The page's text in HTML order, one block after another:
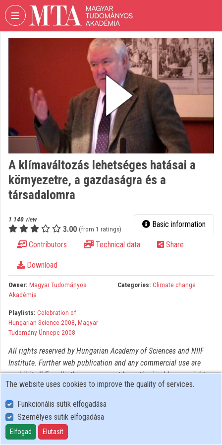
Skip header Skip menu Skip content
SCIENCES
Organization home
Organization discovery
Categories
Organizations
A klímaváltozás lehetséges hatásai a
környezetre, a gazdaságra és a
társadalomra
1 140 view
3.00 (from 1 ratings) Basic information
Contributors Technical data Share
Download
Owner: Magyar Tudományos
Akadémia
Categories: Climate change
Playlists: Celebration of
Hungarian Science 2008, Magyar
Tudomány Ünnepe 2008
All rights reserved by Hungarian Academy of Sciences and NIIF
Institute. Further web publication and any commercial use are
prohibited! For all other usage must be authorized by copyright
owner(s).
User Policy
Adatkezelési tájékoztató (en)
Cookie Policy
The website uses cookies to improve the quality of services.
Funkcionális sütik elfogadása
Személyes sütik elfogadása
Elfogad Elutasít